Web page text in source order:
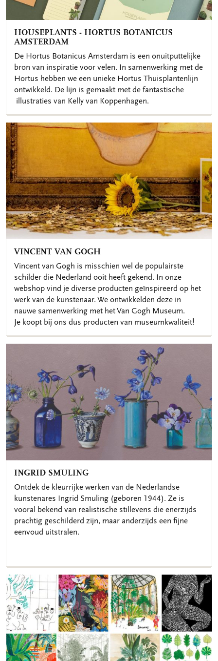
HOUSEPLANTS - HORTUS BOTANICUS
AMSTERDAM
De Hortus Botanicus Amsterdam is een onuitputtelijke
bron van inspiratie voor velen. In samenwerking met de
Hortus hebben we een unieke Hortus Thuisplantenlijn
ontwikkeld. De lijn is gemaakt met de fantastische
illustraties van Kelly van Koppenhagen.
VINCENT VAN GOGH
Vincent van Gogh is misschien wel de populairste
schilder die Nederland ooit heeft gekend. In onze
webshop vind je diverse producten geïnspireerd op het
werk van de kunstenaar. We ontwikkelden deze in
nauwe samenwerking met het Van Gogh Museum.
Je koopt bij ons dus producten van museumkwaliteit!
INGRID SMULING
Ontdek de kleurrijke werken van de Nederlandse
kunstenares Ingrid Smuling (geboren 1944). Ze is
vooral bekend van realistische stillevens die enerzijds
prachtig geschilderd zijn, maar anderzijds een fijne
eenvoud uitstralen.